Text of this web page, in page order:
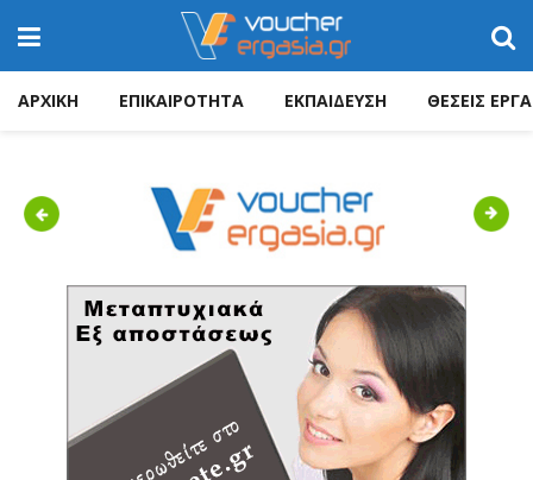
ΑΡΧΙΚΗ ΕΠΙΚΑΙΡΟΤΗΤΑ ΕΚΠΑΙΔΕΥΣΗ ΘΕΣΕΙΣ
Previous Next